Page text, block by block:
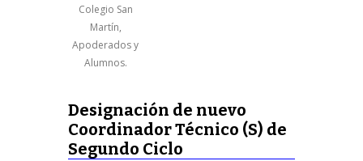
Colegio San
Martín,
Apoderados y
Alumnos.
Designación de nuevo
Coordinador Técnico (S) de
Segundo Ciclo